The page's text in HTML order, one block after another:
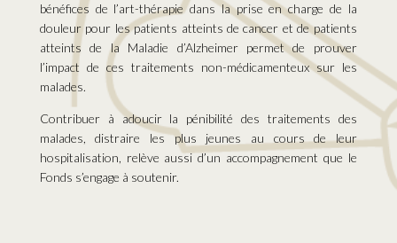
bénéfices de l’art-thérapie dans la prise en charge de la
douleur pour les patients atteints de cancer et de patients
atteints de la Maladie d’Alzheimer permet de prouver
l’impact de ces traitements non-médicamenteux sur les
malades.
Contribuer à adoucir la pénibilité des traitements des
malades, distraire les plus jeunes au cours de leur
hospitalisation, relève aussi d’un accompagnement que le
Fonds s’engage à soutenir.